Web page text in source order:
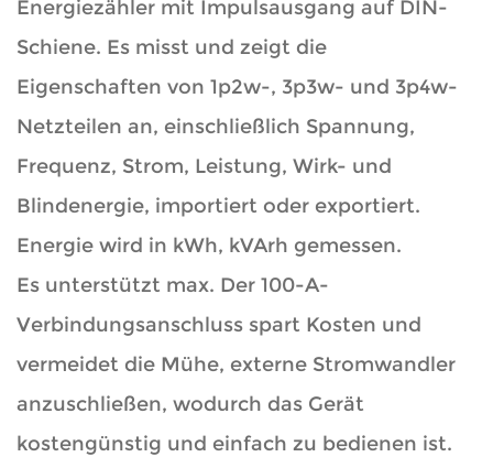
Energiezähler mit Impulsausgang auf DIN-
Schiene. Es misst und zeigt die
Eigenschaften von 1p2w-, 3p3w- und 3p4w-
Netzteilen an, einschließlich Spannung,
Frequenz, Strom, Leistung, Wirk- und
Blindenergie, importiert oder exportiert.
Energie wird in kWh, kVArh gemessen.
Es unterstützt max. Der 100-A-
Verbindungsanschluss spart Kosten und
vermeidet die Mühe, externe Stromwandler
anzuschließen, wodurch das Gerät
kostengünstig und einfach zu bedienen ist.